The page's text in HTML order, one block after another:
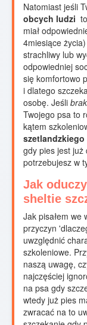
Natomiast jeśli
obcych ludzi
miał
4miesiące
strachliwy lub
odpowiedniej
się komfortowo
i dlatego
osobę. Jeśli
Twojego psa to
kątem
szetlandzkiego
gdy pies jest już
potrzebujesz w
Jak
sheltie
Jak pisałem we
przyczyn
uwzględnić
szkoleniowe.
naszą uwagę,
najczęściej
na psa gdy
wtedy już pies
zwracać na to